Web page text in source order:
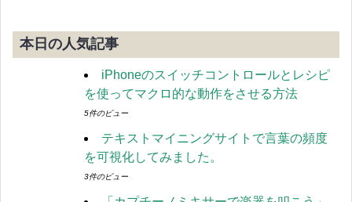
本日の人気記事
iPhoneのスイッチコントロールとレシピ
を使ってマクロ的な動作をさせる方法
5件のビュー
テキストマイニングサイトで言葉の頻度
を可視化してみました。
3件のビュー